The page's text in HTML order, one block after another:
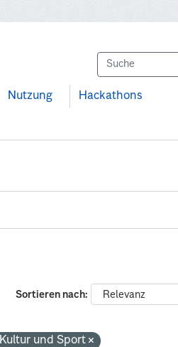
Nutzung Hackathons
Sortieren nach
und Sport